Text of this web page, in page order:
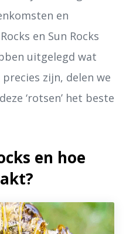
en
en Sun Rocks
uitgelegd wat
zijn, delen we
‘rotsen’ het beste
en hoe